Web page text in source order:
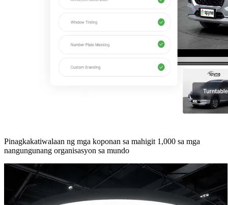
Pinagkakatiwalaan ng mga koponan sa mahigit 1,000 sa mga
nangungunang organisasyon sa mundo